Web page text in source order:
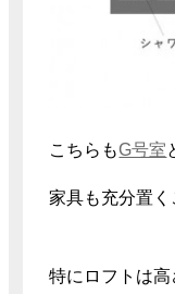
こちらもG号室
家具も充分置く
特にロフトは